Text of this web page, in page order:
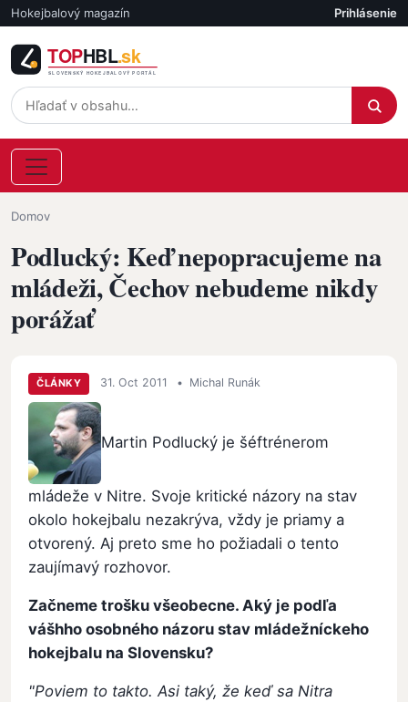
Skočiť na hlavný obsah
Hokejbalový magazín Účet
Prihlásenie
Omrvinka
Domov
Podlucký: Keď nepopracujeme na
mládeži, Čechov nebudeme nikdy
porážať
ČLÁNKY 31. Oct 2011 • Michal Runák
Martin Podlucký je šéftrénerom
mládeže v Nitre. Svoje kritické názory na stav
okolo hokejbalu nezakrýva, vždy je priamy a
otvorený. Aj preto sme ho požiadali o tento
zaujímavý rozhovor.
Začneme trošku všeobecne. Aký je podľa
vášhho osobného názoru stav mládežníckeho
hokejbalu na Slovensku?
"Poviem to takto. Asi taký, že keď sa Nitra